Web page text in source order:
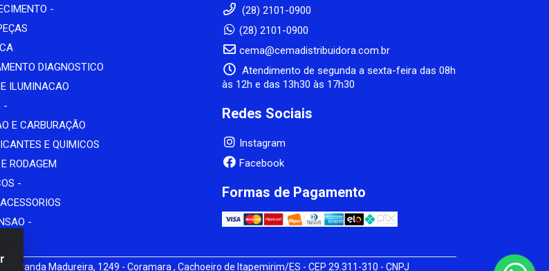
-
DIAGNOSTICO
ILUMINACAO
-
E CARBURAÇÃO
E QUIMICOS
RODAGEM
-
-
(28) 2101-0900
(28) 2101-0900
cema@cemadistribuidora.com.br
Atendimento de segunda a sexta-feira das 08h
às 12h e das 13h30 às 17h30
Redes Sociais
Instagram
Facebook
Formas de Pagamento
Miranda Madureira, 1249 - Coramara , Cachoeiro de Itapemirim/ES - CEP 29.311-310 - CNPJ